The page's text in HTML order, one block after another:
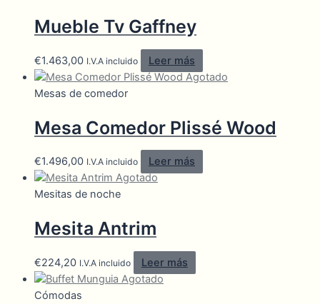
Mueble Tv Gaffney
€1.463,00 I.V.A incluido
Leer más
Agotado
Mesas de comedor
Mesa Comedor Plissé Wood
€1.496,00 I.V.A incluido
Leer más
Agotado
Mesitas de noche
Mesita Antrim
€224,20 I.V.A incluido
Leer más
Agotado
Cómodas